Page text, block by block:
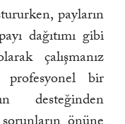
payların
dağıtımı gibi
çalışmanız
profesyonel bir
desteğinden